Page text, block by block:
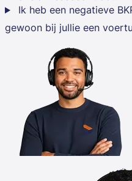
Ik heb een negatieve
gewoon bij jullie een